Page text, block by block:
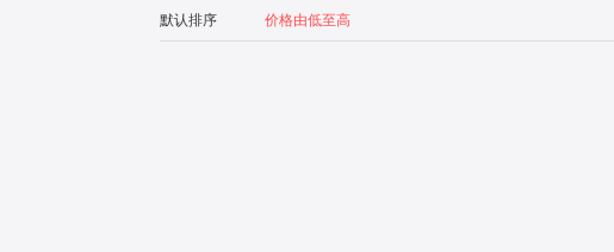
默认排序 价格由低至高